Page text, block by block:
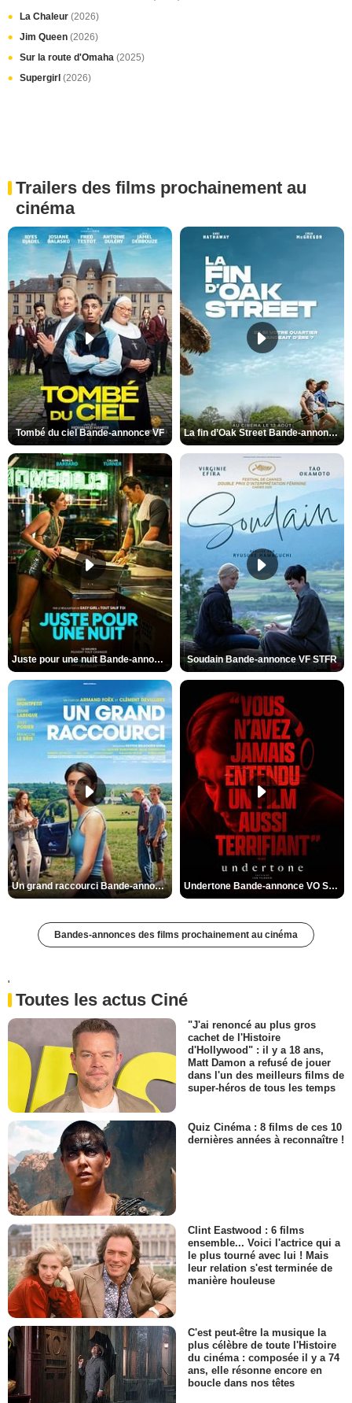
La Chaleur (2026)
Jim Queen (2026)
Sur la route d'Omaha (2025)
Supergirl (2026)
Trailers des films prochainement au
cinéma
Tombé du ciel Bande-annonce VF La fin d’Oak Street Bande-annonce VO STFR
Juste pour une nuit Bande-annonce VO STFR Soudain Bande-annonce VF STFR
Un grand raccourci Bande-annonce VF Undertone Bande-annonce VO STFR
Bandes-annonces des films prochainement au cinéma
'
Toutes les actus Ciné
"J'ai renoncé au plus gros
cachet de l'Histoire
d'Hollywood" : il y a 18 ans,
Matt Damon a refusé de jouer
dans l'un des meilleurs films de
super-héros de tous les temps
Quiz Cinéma : 8 films de ces 10
dernières années à reconnaître !
Clint Eastwood : 6 films
ensemble... Voici l'actrice qui a
le plus tourné avec lui ! Mais
leur relation s'est terminée de
manière houleuse
C'est peut-être la musique la
plus célèbre de toute l'Histoire
du cinéma : composée il y a 74
ans, elle résonne encore en
boucle dans nos têtes